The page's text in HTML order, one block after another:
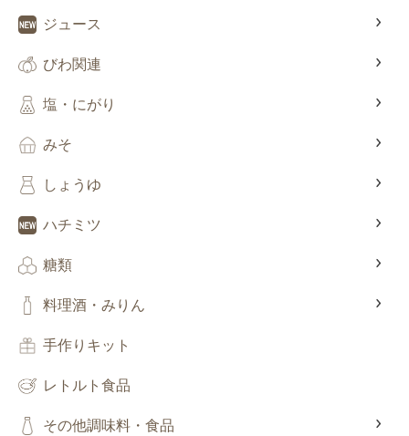
ジュース
びわ関連
塩・にがり
みそ
しょうゆ
ハチミツ
糖類
料理酒・みりん
手作りキット
レトルト食品
その他調味料・食品